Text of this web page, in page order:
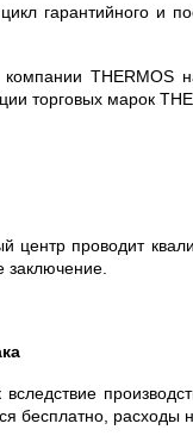
гарантийного и
THERMOS
торговых марок
проводит
заключение.
вследствие
бесплатно,